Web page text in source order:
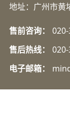
地址：广州市黄
售前咨询：
售后热线：
电子邮箱：